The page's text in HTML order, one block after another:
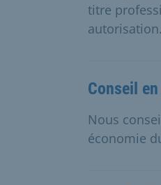
titre
autorisation.
Conseil
Nous
économie